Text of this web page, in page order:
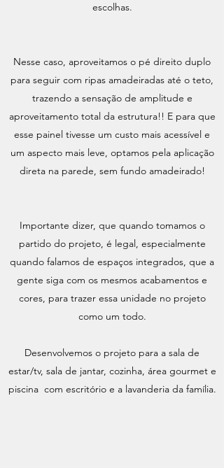
escolhas.
Nesse caso, aproveitamos o pé direito duplo
para seguir com ripas amadeiradas até o teto,
trazendo a sensação de amplitude e
aproveitamento total da estrutura!! E para que
esse painel tivesse um custo mais acessível e
um aspecto mais leve, optamos pela aplicação
direta na parede, sem fundo amadeirado!
Importante dizer, que quando tomamos o
partido do projeto, é legal, especialmente
quando falamos de espaços integrados, que a
gente siga com os mesmos acabamentos e
cores, para trazer essa unidade no projeto
como um todo.
Desenvolvemos o projeto para a sala de
estar/tv, sala de jantar, cozinha, área gourmet e
piscina com escritório e a lavanderia da família.